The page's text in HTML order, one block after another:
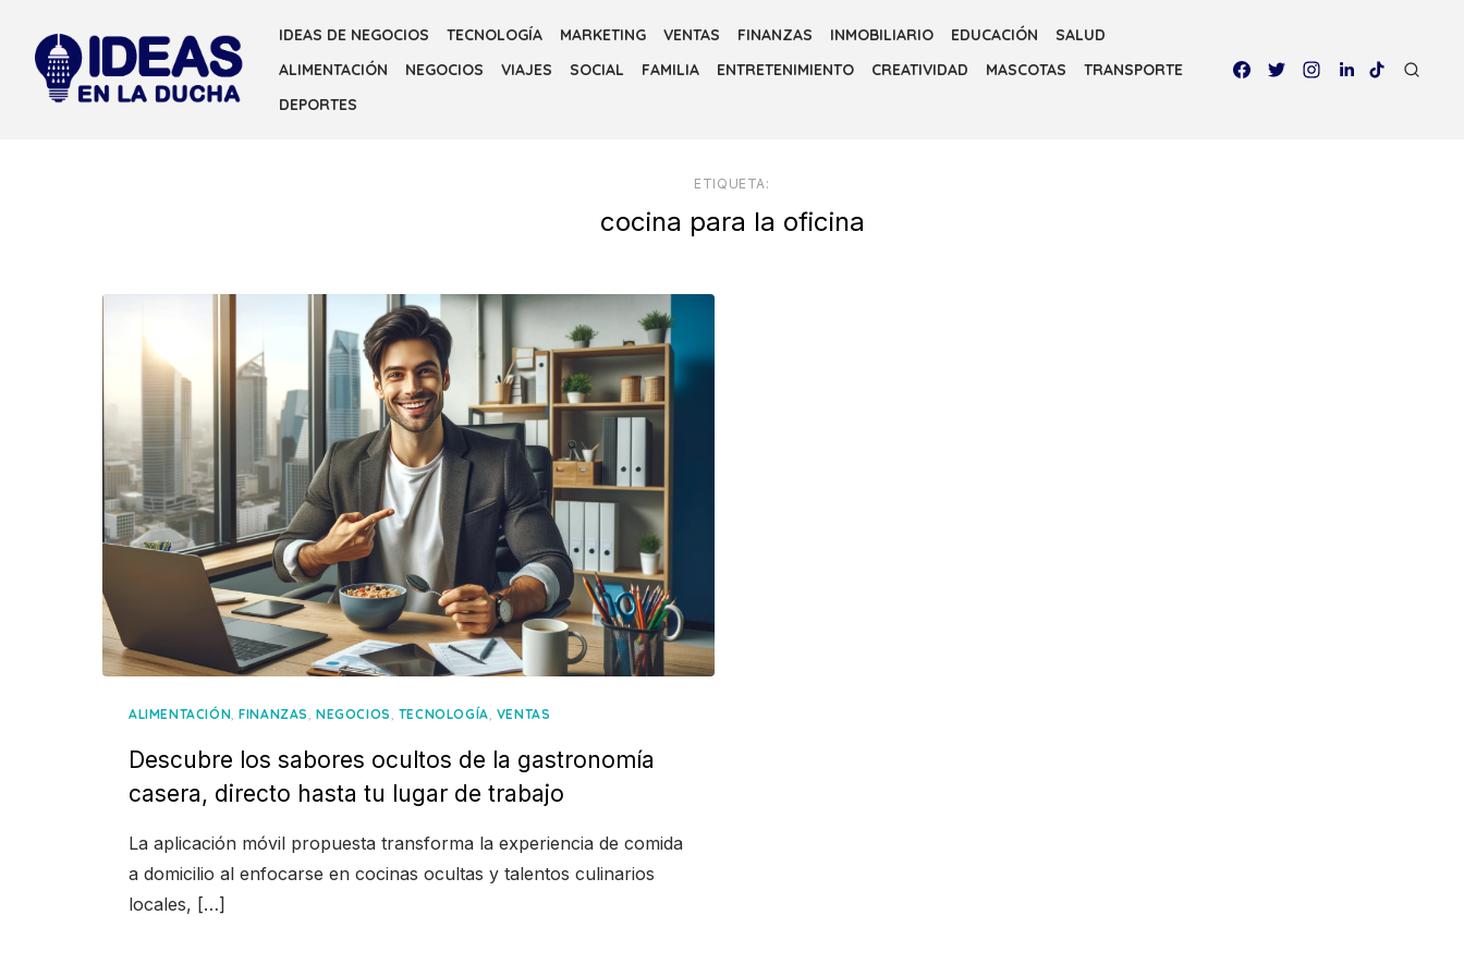
content
IDEAS DE NEGOCIOS TECNOLOGÍA MARKETING VENTAS FINANZAS INMOBILIARIO EDUCACIÓN
SALUD
ALIMENTACIÓN
NEGOCIOS VIAJES SOCIAL FAMILIA ENTRETENIMIENTO CREATIVIDAD MASCOTAS
TRANSPORTE
DEPORTES
ETIQUETA:
cocina para la oficina
ALIMENTACIÓN,FINANZAS,NEGOCIOS, TECNOLOGÍA, VENTAS
Descubre los sabores ocultos de la gastronomía
casera, directo hasta tu lugar de trabajo
La aplicación móvil propuesta transforma la experiencia de comida
a domicilio al enfocarse en cocinas ocultas y talentos culinarios
locales, […]